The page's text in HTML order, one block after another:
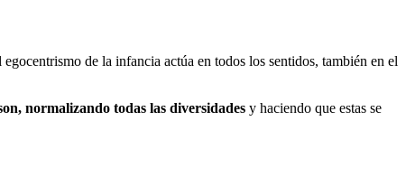
de la infancia actúa en todos los sentidos, también en el
normalizando todas las diversidades y haciendo que estas se